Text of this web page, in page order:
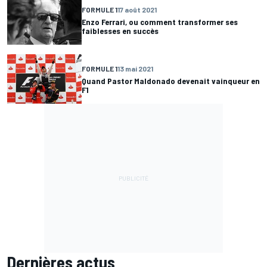
FORMULE 117 août 2021
Enzo Ferrari, ou comment transformer ses
faiblesses en succès
FORMULE 113 mai 2021
Quand Pastor Maldonado devenait vainqueur en
F1
Dernières actus